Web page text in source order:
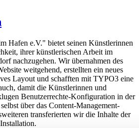
Hafen e.V." bietet seinen Künstlerinnen
ihrer künstlerischen Arbeit im
nachzugehen. Wir übernahmen des
weitgehend, erstellten ein neues
Layout und schafften mit TYPO3 eine
damit die Künstlerinnen und
Benutzerrechte-Konfiguration in der
über das Content-Management-
transferierten wir die Inhalte der